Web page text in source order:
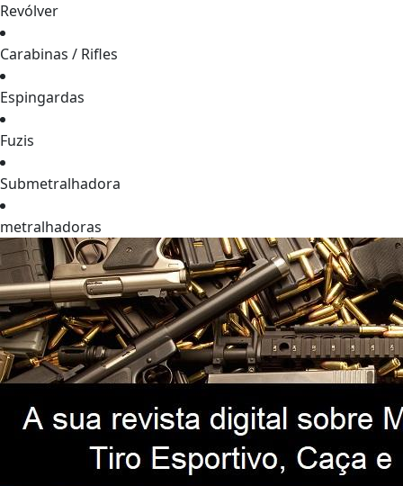
Revólver
Carabinas / Rifles
Espingardas
Fuzis
Submetralhadora
metralhadoras